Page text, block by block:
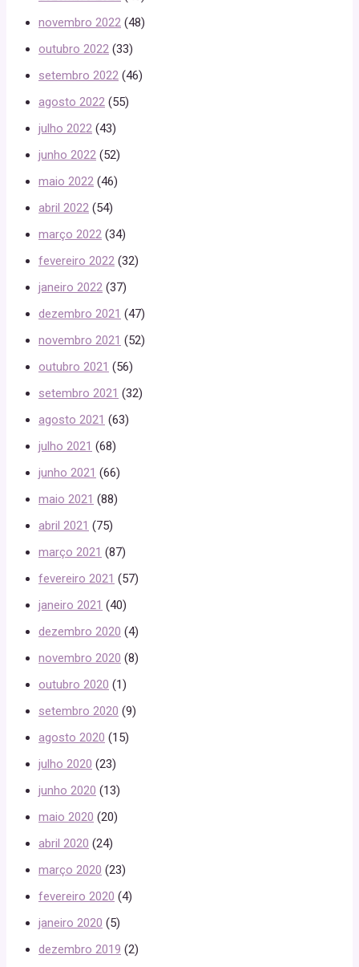
novembro 2022 (48)
outubro 2022 (33)
setembro 2022 (46)
agosto 2022 (55)
julho 2022 (43)
junho 2022 (52)
maio 2022 (46)
abril 2022 (54)
março 2022 (34)
fevereiro 2022 (32)
janeiro 2022 (37)
dezembro 2021 (47)
novembro 2021 (52)
outubro 2021 (56)
setembro 2021 (32)
agosto 2021 (63)
julho 2021 (68)
junho 2021 (66)
maio 2021 (88)
abril 2021 (75)
março 2021 (87)
fevereiro 2021 (57)
janeiro 2021 (40)
dezembro 2020 (4)
novembro 2020 (8)
outubro 2020 (1)
setembro 2020 (9)
agosto 2020 (15)
julho 2020 (23)
junho 2020 (13)
maio 2020 (20)
abril 2020 (24)
março 2020 (23)
fevereiro 2020 (4)
janeiro 2020 (5)
dezembro 2019 (2)